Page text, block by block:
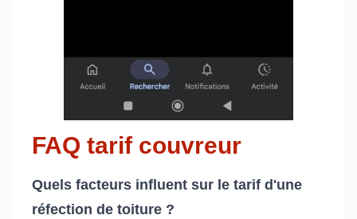
FAQ tarif couvreur
Quels facteurs influent sur le tarif d'une
réfection de toiture ?